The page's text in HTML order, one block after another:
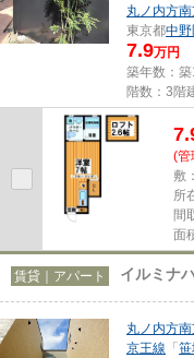
丸ノ内方南
東京都中
7.9万円
築年数：築
階数：3階
(管
敷
所
間
面
賃貸｜アパート イルミナ
丸ノ内方南
京王線 「笹